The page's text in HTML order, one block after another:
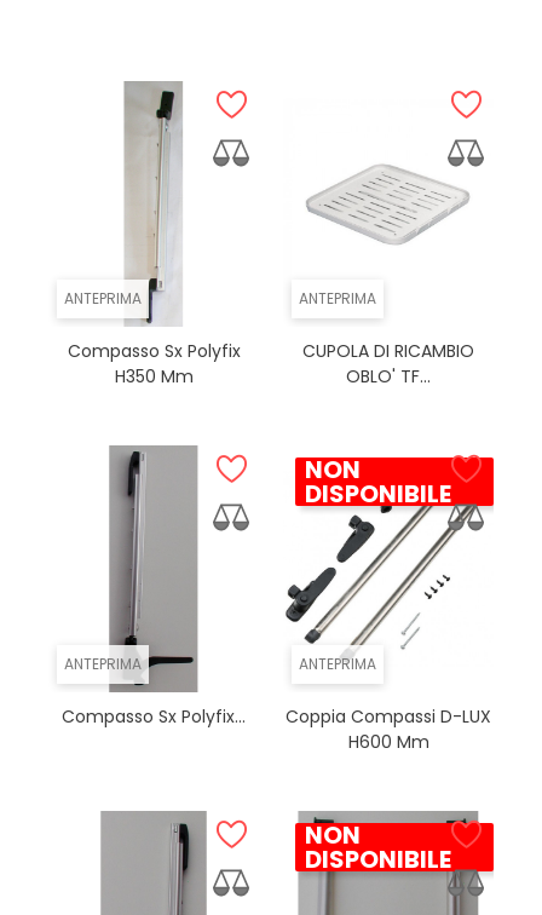
ANTEPRIMA
Compasso Sx Polyfix
H350 Mm
ANTEPRIMA
CUPOLA DI RICAMBIO
OBLO' TF...
ANTEPRIMA
Compasso Sx Polyfix...
ANTEPRIMA
NON
DISPONIBILE
Coppia Compassi D-LUX
H600 Mm
NON
DISPONIBILE